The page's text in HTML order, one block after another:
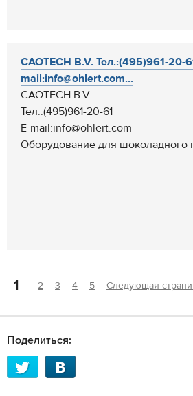
CAOTECH B.V. Тел.:(495)961-20-
mail:info@ohlert.com...
CAOTECH B.V.
Тел.:(495)961-20-61
E-mail:info@ohlert.com
Оборудование для шоколадного
1 2 3 4 5 Следующая
Поделиться: